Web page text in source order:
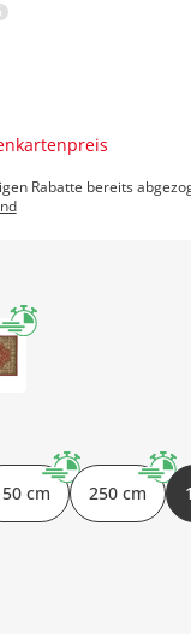
Rabatte bereits
cm 250 cm